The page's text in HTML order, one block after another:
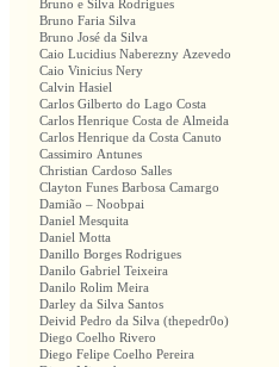
Bruno e Silva Rodrigues
Bruno Faria Silva
Bruno José da Silva
Caio Lucidius Naberezny Azevedo
Caio Vinicius Nery
Calvin Hasiel
Carlos Gilberto do Lago Costa
Carlos Henrique Costa de Almeida
Carlos Henrique da Costa Canuto
Cassimiro Antunes
Christian Cardoso Salles
Clayton Funes Barbosa Camargo
Damião – Noobpai
Daniel Mesquita
Daniel Motta
Danillo Borges Rodrigues
Danilo Gabriel Teixeira
Danilo Rolim Meira
Darley da Silva Santos
Deivid Pedro da Silva (thepedr0o)
Diego Coelho Rivero
Diego Felipe Coelho Pereira